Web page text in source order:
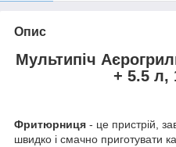
Опис
Мультипіч
+ 5.5 л,
Фритюрниця - це пристрій,
швидко і смачно приготувати